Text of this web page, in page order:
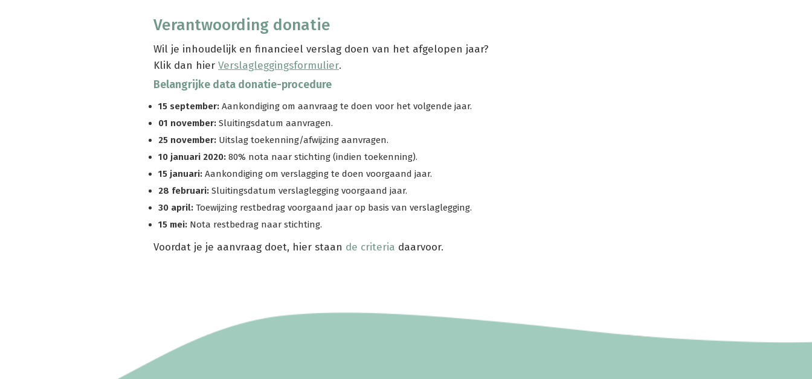
Verantwoording donatie
Wil je inhoudelijk en financieel verslag doen van het afgelopen jaar?
Klik dan hier Verslagleggingsformulier.
Belangrijke data donatie-procedure
15 september: Aankondiging om aanvraag te doen voor het volgende jaar.
01 november: Sluitingsdatum aanvragen.
25 november: Uitslag toekenning/afwijzing aanvragen.
10 januari 2020: 80% nota naar stichting (indien toekenning).
15 januari: Aankondiging om verslagging te doen voorgaand jaar.
28 februari: Sluitingsdatum verslaglegging voorgaand jaar.
30 april: Toewijzing restbedrag voorgaand jaar op basis van verslaglegging.
15 mei: Nota restbedrag naar stichting.
Voordat je je aanvraag doet, hier staan de criteria daarvoor.